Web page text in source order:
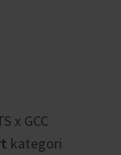
x GCC
kategori